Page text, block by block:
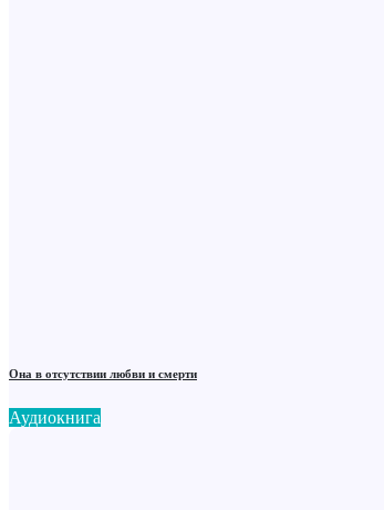
Она в отсутствии любви и смерти
Аудиокнига